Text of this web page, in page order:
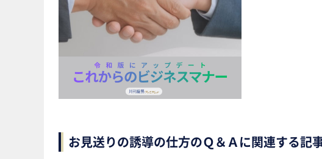
お見送りの誘導の仕方のＱ＆Ａに関連する記